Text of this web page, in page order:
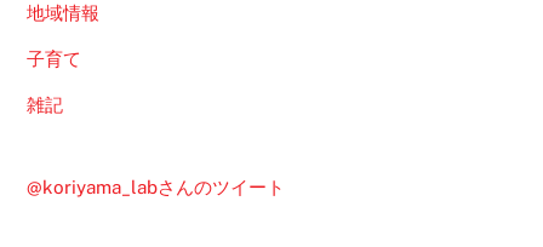
地域情報
子育て
雑記
@koriyama_labさんのツイート